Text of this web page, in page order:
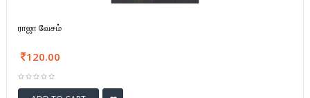
ராஜா வேசம்
120.00